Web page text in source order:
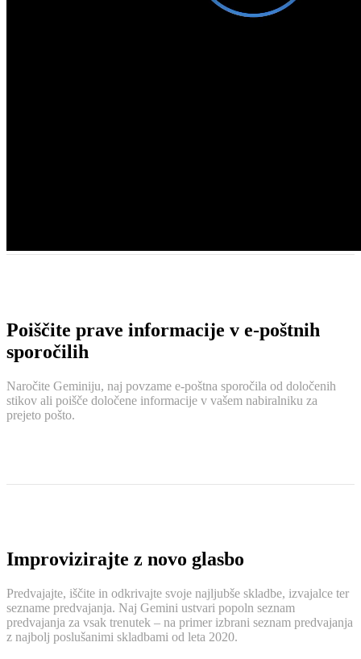
Poiščite prave informacije v e-poštnih
sporočilih
Naročite Geminiju, naj povzame e-poštna sporočila od določenih
stikov ali poišče določene informacije v vašem nabiralniku za
prejeto pošto.
Improvizirajte z novo glasbo
Predvajajte, iščite in odkrivajte svoje najljubše skladbe, izvajalce ter
sezname predvajanja. Naj Gemini ustvari popoln seznam
predvajanja za vsak trenutek – na primer izbrani seznam predvajanja
z najbolj poslušanimi skladbami od leta 2020.